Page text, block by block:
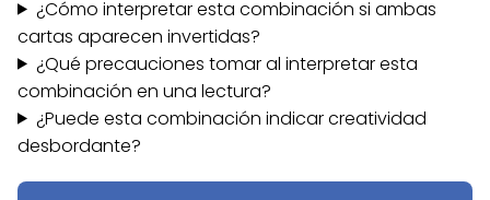
¿Cómo interpretar esta combinación si ambas
cartas aparecen invertidas?
¿Qué precauciones tomar al interpretar esta
combinación en una lectura?
¿Puede esta combinación indicar creatividad
desbordante?